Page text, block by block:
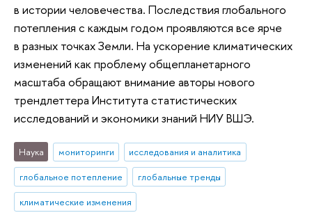
в истории человечества. Последствия глобального
потепления с каждым годом проявляются все ярче
в разных точках Земли. На ускорение климатических
изменений как проблему общепланетарного
масштаба обращают внимание авторы нового
трендлеттера Института статистических
исследований и экономики знаний НИУ ВШЭ.
Наука мониторинги
исследования и аналитика
глобальное потепление
глобальные тренды
климатические изменения